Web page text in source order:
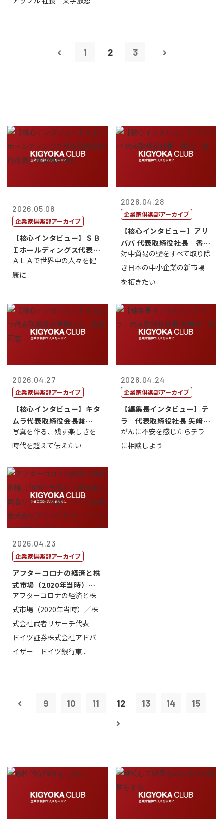
1 2 3
2026.05.08
企業家倶楽部アーカイブ
【核心インタビュー】ＳＢ
Ｉホールディングス代表取
締役執行役員...
ＡＬＡで世界中の人々を健
康に
2026.04.28
企業家倶楽部アーカイブ
【核心インタビュー】アリ
ババ 代表取締役社長 香
山 誠
対中貿易の壁をすべて取り除
き日本の中小企業の新市場
を拓きたい
2026.04.27
企業家倶楽部アーカイブ
【核心インタビュー】キタ
ムラ代表取締役会長兼
CEO 北村正志
写真を作る、残す楽しさを
時代を超えて伝えたい
2026.04.24
企業家倶楽部アーカイブ
【編集長インタビュー】テ
ラ 代表取締役社長 矢﨑雄
一郎
がんに不安を感じたらテラ
に相談しよう
2026.04.23
企業家倶楽部アーカイブ
アフターコロナの経済と株
式市場（2020年当時）／
株式会社武...
アフターコロナの経済と株
式市場（2020年当時）／株
式会社武者リサーチ代表
ドイツ証券株式会社アドバ
イザー ドイツ銀行東...
9 10 11 12 13 14 15